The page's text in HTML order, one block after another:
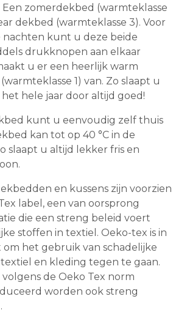
zomerdekbed (warmteklasse
dekbed (warmteklasse 3). Voor
kunt u deze beide
drukknopen aan elkaar
u er een heerlijk warm
1) van. Zo slaapt u
hele jaar door altijd goed!
kunt u eenvoudig zelf thuis
kan tot op 40 °C in de
slaapt u altijd lekker fris en
en kussens zijn voorzien
label, een van oorsprong
die een streng beleid voert
stoffen in textiel. Oeko-tex is in
om het gebruik van schadelijke
en kleding tegen te gaan.
de Oeko Tex norm
worden ook streng